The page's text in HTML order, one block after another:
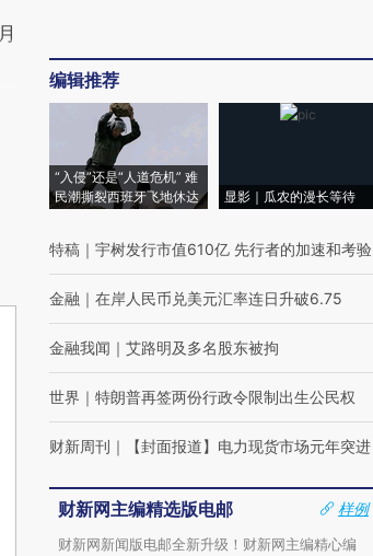
编辑推荐
“入侵”还是“人道危机” 难
民潮撕裂西班牙飞地休达
显影｜瓜农的漫长等待
特稿 ｜ 宇树发行市值610亿 先行者的加速和考验
金融 ｜ 在岸人民币兑美元汇率连日升破6.75
金融我闻 ｜ 艾路明及多名股东被拘
世界 ｜ 特朗普再签两份行政令限制出生公民权
财新周刊 ｜ 【封面报道】电力现货市场元年突进
财新网主编精选版电邮
样例
财新网新闻版电邮全新升级！财新网主编精心编